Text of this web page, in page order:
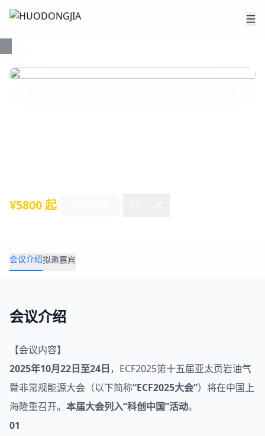
¥5800 起
会议介绍拟邀嘉宾
会议介绍
【会议内容】
2025年10月22日至24日，ECF2025第十五届亚太页岩油气
暨非常规能源大会（以下简称“ECF2025大会”）将在中国上
海隆重召开。 本届大会列入“科创中国”活动。
01